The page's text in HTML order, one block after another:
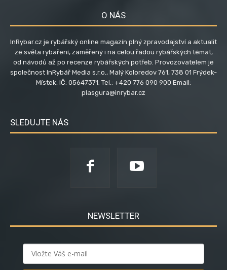
O NÁS
InRybar.cz je rybářský online magazín plný zpravodajství a aktualit
ze světa rybaření, zaměřený i na celou řadou rybářských témat,
od návodů až po recenze rybářských potřeb. Provozovatelem je
společnost InRybář Media s.r.o., Malý Koloredov 761, 738 01 Frýdek-
Místek, IČ: 05647371; Tel.: +420 776 090 900 Email:
plasgura@inrybar.cz
SLEDUJTE NÁS
NEWSLETTER